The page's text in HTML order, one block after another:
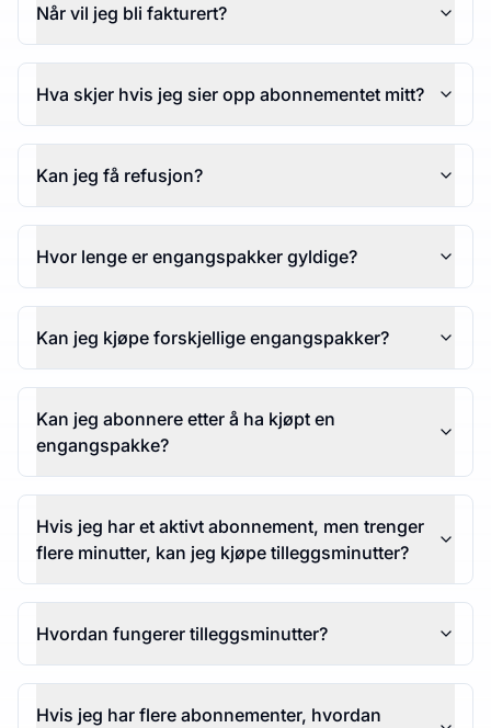
Når vil jeg bli fakturert?
Hva skjer hvis jeg sier opp abonnementet mitt?
Kan jeg få refusjon?
Hvor lenge er engangspakker gyldige?
Kan jeg kjøpe forskjellige engangspakker?
Kan jeg abonnere etter å ha kjøpt en
engangspakke?
Hvis jeg har et aktivt abonnement, men trenger
flere minutter, kan jeg kjøpe tilleggsminutter?
Hvordan fungerer tilleggsminutter?
Hvis jeg har flere abonnementer, hvordan